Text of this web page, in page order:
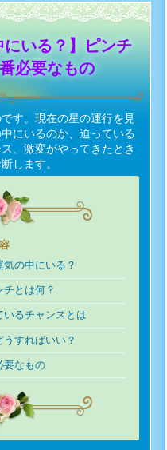
にいる？】ピンチ
必要なもの
す。現在の星の運行を見
にいるのか、迫っている
、激変がやってきたとき
します。
の中にいる？
とは何？
るチャンスとは
すればいい？
要なもの